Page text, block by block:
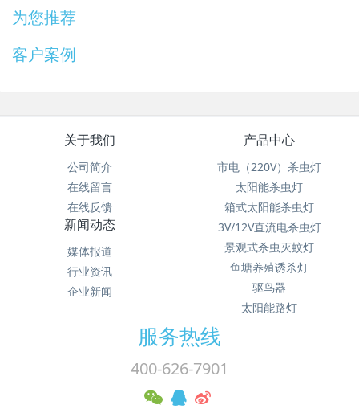
为您推荐
客户案例
关于我们
公司简介
在线留言
在线反馈
产品中心
市电（220V）杀虫灯
太阳能杀虫灯
箱式太阳能杀虫灯
3V/12V直流电杀虫灯
景观式杀虫灭蚊灯
鱼塘养殖诱杀灯
驱鸟器
太阳能路灯
新闻动态
媒体报道
行业资讯
企业新闻
服务热线
400-626-7901